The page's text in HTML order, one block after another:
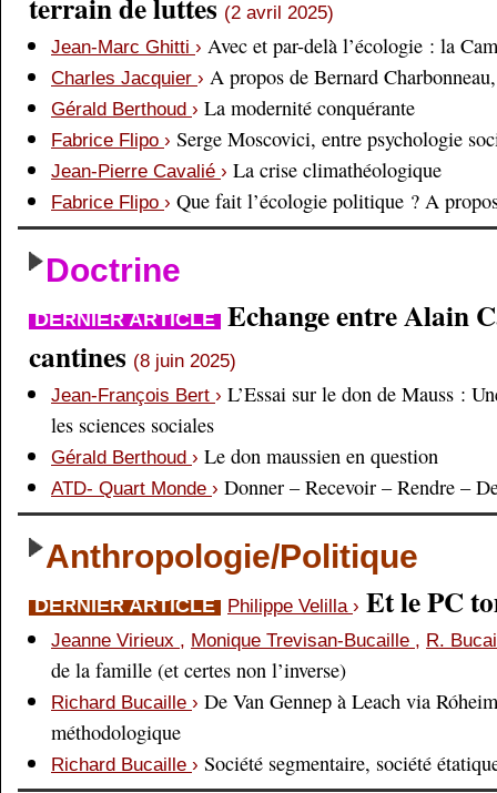
terrain de luttes (2 avril 2025)
Jean-Marc Ghitti › Avec et par-delà l’écologie : la
Charles Jacquier › A propos de Bernard
Gérald Berthoud › La modernité conquérante
Fabrice Flipo › Serge Moscovici, entre psychologie
Jean-Pierre Cavalié › La crise climathéologique
Fabrice Flipo › Que fait l’écologie politique ? A
Doctrine
DERNIER ARTICLE Echange entre Alain
cantines (8 juin 2025)
Jean-François Bert › L’Essai sur le don de Mauss :
les sciences sociales
Gérald Berthoud › Le don maussien en question
ATD- Quart Monde › Donner – Recevoir – Rendre –
Anthropologie/Politique
DERNIER ARTICLE Philippe Velilla › Et le PC
Jeanne Virieux , Monique Trevisan-Bucaille , R.
de la famille (et certes non l’inverse)
Richard Bucaille › De Van Gennep à Leach via
méthodologique
Richard Bucaille › Société segmentaire, société